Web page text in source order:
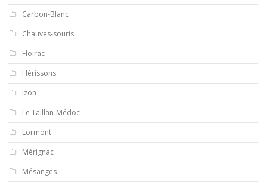
Carbon-Blanc
Chauves-souris
Floirac
Hérissons
Izon
Le Taillan-Médoc
Lormont
Mérignac
Mésanges